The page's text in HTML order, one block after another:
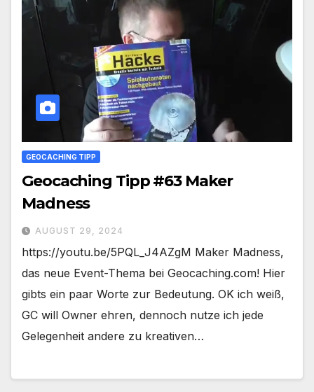
GEOCACHING TIPP
Geocaching Tipp #63 Maker
Madness
AUGUST 29, 2024
https://youtu.be/5PQL_J4AZgM Maker Madness,
das neue Event-Thema bei Geocaching.com! Hier
gibts ein paar Worte zur Bedeutung. OK ich weiß,
GC will Owner ehren, dennoch nutze ich jede
Gelegenheit andere zu kreativen…